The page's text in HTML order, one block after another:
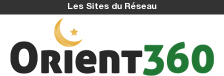
Les Sites du Réseau